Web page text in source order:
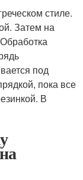
стиле.
Затем на
под
пока все
В